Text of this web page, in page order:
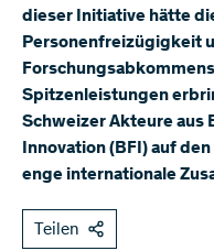
dieser Initiative hätte
Personenfreizügigkeit
Spitzenleistungen
Schweizer Akteure aus
Innovation (BFI) auf
enge internationale
Teilen